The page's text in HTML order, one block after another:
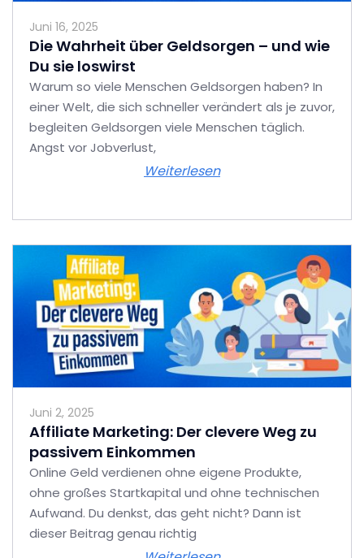
Juni 16, 2025
Die Wahrheit über Geldsorgen – und wie
Du sie loswirst
Warum so viele Menschen Geldsorgen haben? In
einer Welt, die sich schneller verändert als je zuvor,
begleiten Geldsorgen viele Menschen täglich.
Angst vor Jobverlust,
Weiterlesen
Juni 2, 2025
Affiliate Marketing: Der clevere Weg zu
passivem Einkommen
Online Geld verdienen ohne eigene Produkte,
ohne großes Startkapital und ohne technischen
Aufwand. Du denkst, das geht nicht? Dann ist
dieser Beitrag genau richtig